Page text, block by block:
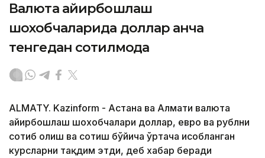
Валюта айирбошлаш
шохобчаларида доллар қанча
тенгедан сотилмоқда
ALMATY. Kazinform - Астана ва Алмати валюта
айирбошлаш шохобчалари доллар, евро ва рублни
сотиб олиш ва сотиш бўйича ўртача ҳисобланган
курсларни тақдим этди, деб хабар беради